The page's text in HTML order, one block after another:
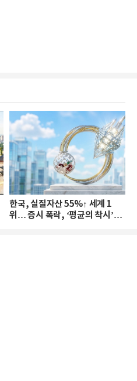
한국, 실질자산 55%↑ 세계 1
위… 증시 폭락, ‘평균의 착시’와